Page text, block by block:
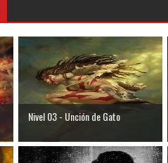
Nivel 03 - Unción de Gato